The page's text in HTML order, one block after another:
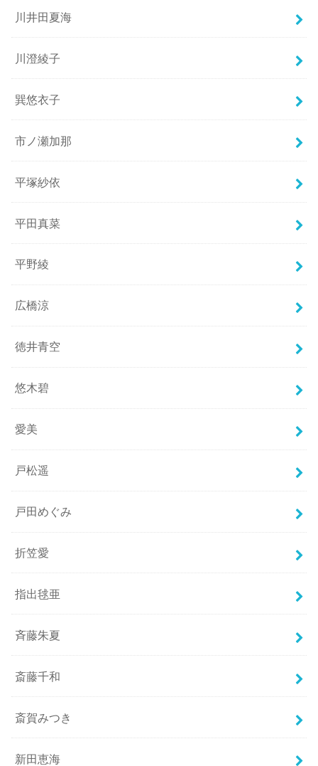
川井田夏海
川澄綾子
巽悠衣子
市ノ瀬加那
平塚紗依
平田真菜
平野綾
広橋涼
徳井青空
悠木碧
愛美
戸松遥
戸田めぐみ
折笠愛
指出毬亜
斉藤朱夏
斎藤千和
斎賀みつき
新田恵海